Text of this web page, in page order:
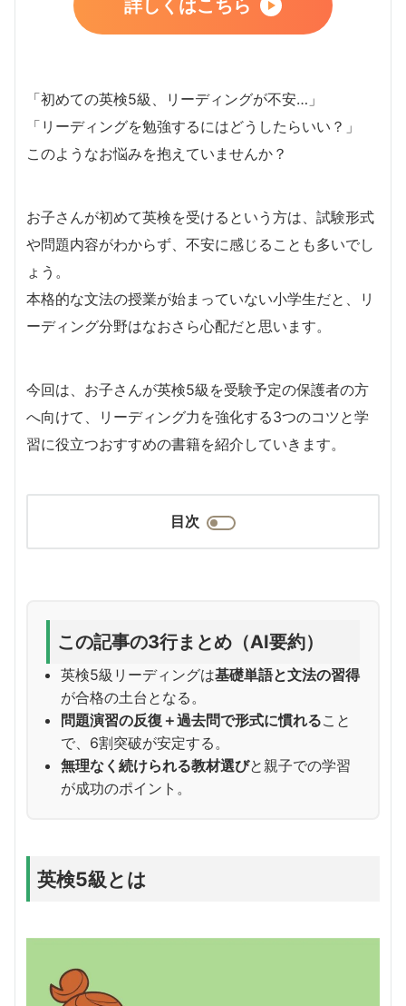
詳しくはこちら
「初めての英検5級、リーディングが不安…」
「リーディングを勉強するにはどうしたらいい？」
このようなお悩みを抱えていませんか？
お子さんが初めて英検を受けるという方は、試験形式
や問題内容がわからず、不安に感じることも多いでし
ょう。
本格的な文法の授業が始まっていない小学生だと、リ
ーディング分野はなおさら心配だと思います。
今回は、お子さんが英検5級を受験予定の保護者の方
へ向けて、リーディング力を強化する3つのコツと学
習に役立つおすすめの書籍を紹介していきます。
目次
この記事の3行まとめ（AI要約）
英検5級リーディングは基礎単語と文法の習得
が合格の土台となる。
問題演習の反復＋過去問で形式に慣れること
で、6割突破が安定する。
無理なく続けられる教材選びと親子での学習
が成功のポイント。
英検5級とは